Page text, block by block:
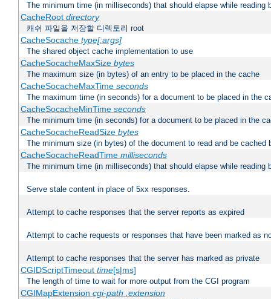
The minimum time (in milliseconds) that should elapse while reading
CacheRoot directory
캐쉬 파일을 저장할 디렉토리 root
CacheSocache type[:args]
The shared object cache implementation to use
CacheSocacheMaxSize bytes
The maximum size (in bytes) of an entry to be placed in the cache
CacheSocacheMaxTime seconds
The maximum time (in seconds) for a document to be placed in the
CacheSocacheMinTime seconds
The minimum time (in seconds) for a document to be placed in the
CacheSocacheReadSize bytes
The minimum size (in bytes) of the document to read and be cached
CacheSocacheReadTime milliseconds
The minimum time (in milliseconds) that should elapse while reading
Serve stale content in place of 5xx responses.
Attempt to cache responses that the server reports as expired
Attempt to cache requests or responses that have been marked as
Attempt to cache responses that the server has marked as private
CGIDScriptTimeout time[s|ms]
The length of time to wait for more output from the CGI program
CGIMapExtension cgi-path .extension